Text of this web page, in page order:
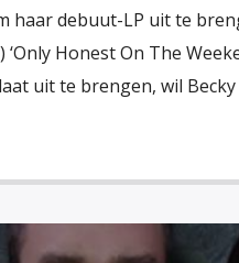
haar debuut-LP uit te
‘Only Honest On The
uit te brengen, wil